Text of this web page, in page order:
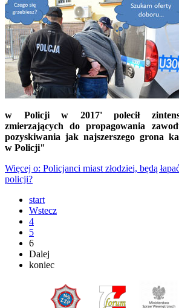
w Policji w 2017' polecił
zmierzających do propagowania
pozyskiwania jak najszerszego grona
w Policji"
Więcej o: Policjanci miast złodziei, będą
policji?
start
Wstecz
4
5
6
Dalej
koniec